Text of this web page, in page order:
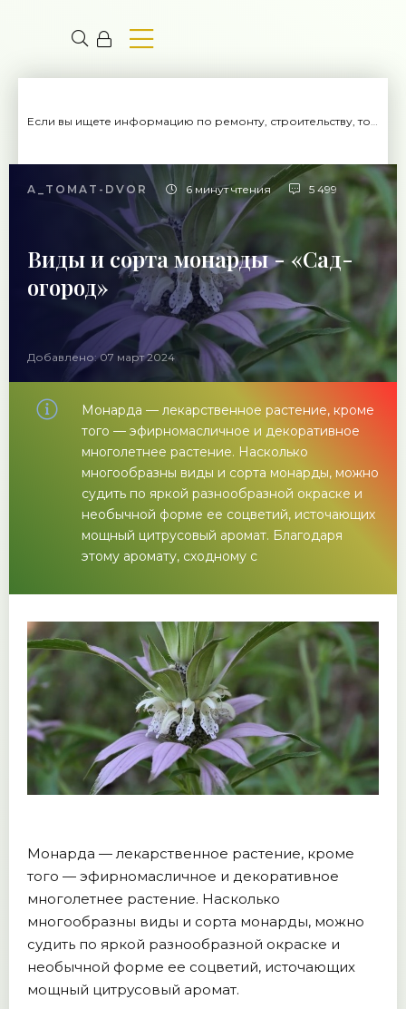
Если вы ищете информацию по ремонту, строительству, то вы попали на нужный сайт.
A_TOMAT-DVOR 6 минут чтения 5 499
Виды и сорта монарды - «Сад-
огород»
Добавлено: 07 март 2024
Монарда — лекарственное растение, кроме
того — эфирномасличное и декоративное
многолетнее растение. Насколько
многообразны виды и сорта монарды, можно
судить по яркой разнообразной окраске и
необычной форме ее соцветий, источающих
мощный цитрусовый аромат. Благодаря
этому аромату, сходному с
Монарда — лекарственное растение, кроме
того — эфирномасличное и декоративное
многолетнее растение. Насколько
многообразны виды и сорта монарды, можно
судить по яркой разнообразной окраске и
необычной форме ее соцветий, источающих
мощный цитрусовый аромат.